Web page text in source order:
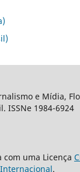
e Mídia,
ISSNe 1984-6924
com uma Licença
.